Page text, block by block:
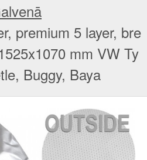
premium 5 layer, bre
mm VW Ty
Buggy, Baya